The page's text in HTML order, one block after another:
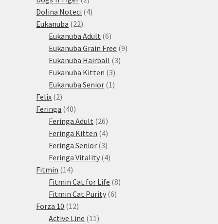
produkty
Dolina Noteci 44
Eukanuba 2222
produktů
Eukanuba Adult 66
produktů
Eukanuba Grain Free 99
Eukanuba Hairball 33
Eukanuba Kitten 33
produkty
Eukanuba Senior 1 1
Felix 22
produkty
Feringa 4040
produktů
Feringa Adult 2626
produktů
Feringa Kitten 44
produkty
Feringa Senior 33
produkty
Feringa Vitality 44
Fitmin 1414
produktů
Fitmin Cat for Life 88
Fitmin Cat Purity 66
Forza 10 1212
produktů
Active Line 11 11